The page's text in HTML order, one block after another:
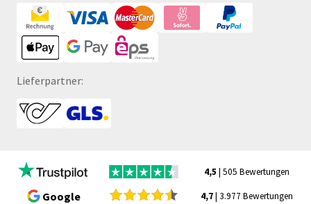
Lieferpartner:
4,5 | 505 Bewertungen
Google 4,7| 3.977 Bewertungen